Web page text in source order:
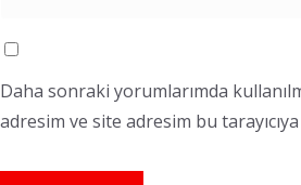
Daha sonraki yorumlarımda
adresim ve site adresim bu